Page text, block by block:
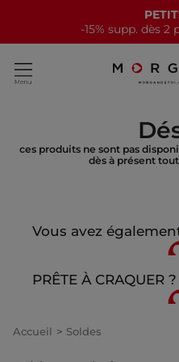
-15% supp. dès
ces produits ne sont pas
dès à présent
Vous avez
PRÊTE À CRAQUER ?
Accueil Soldes